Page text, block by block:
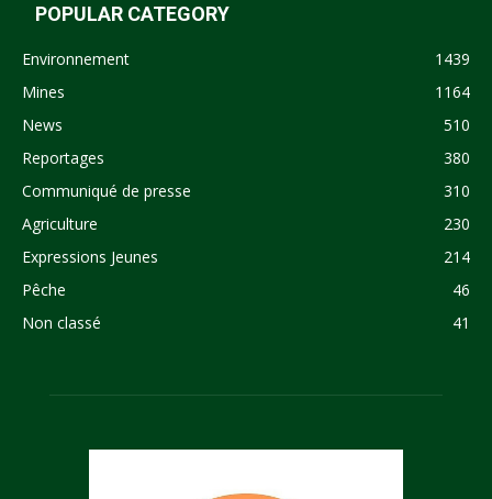
POPULAR CATEGORY
Environnement
1439
Mines
1164
News
510
Reportages
380
Communiqué de presse
310
Agriculture
230
Expressions Jeunes
214
Pêche
46
Non classé
41